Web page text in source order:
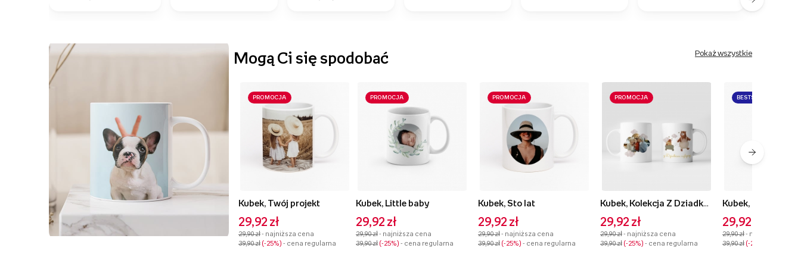
Mogą Ci się spodobać Pokaż wszystkie
PROMOCJA
Kubek, Twój projekt
29,92 zł
29,90 zł- najniższa cena
39,90 zł -25% - cena regularna
PROMOCJA
Kubek, Little baby
29,92 zł
29,90 zł- najniższa cena
39,90 zł -25% - cena regularna
PROMOCJA
Kubek, Sto lat
29,92 zł
29,90 zł- najniższa cena
39,90 zł -25% - cena regularna
PROMOCJA
29,92 zł
29,90 zł- najniższa cena
39,90 zł -25% - cena regularna
BESTSELLER
Kubek, Rodzinne
29,92 zł
29,90 zł- najniższa cena
39,90 zł -25%